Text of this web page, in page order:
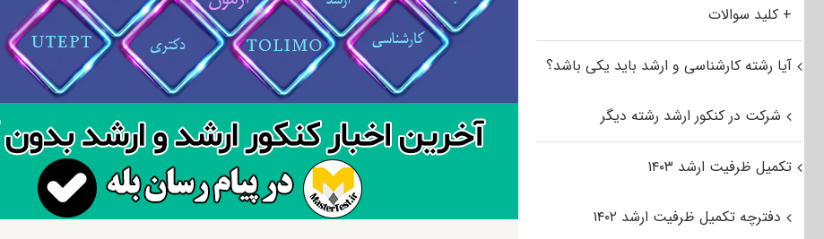
+ کلید سوالات
آیا رشته کارشناسی و ارشد باید یکی باشد؟
شرکت در کنکور ارشد رشته دیگر
تکمیل ظرفیت ارشد ۱۴۰۳
دفترچه تکمیل ظرفیت ارشد ۱۴۰۲